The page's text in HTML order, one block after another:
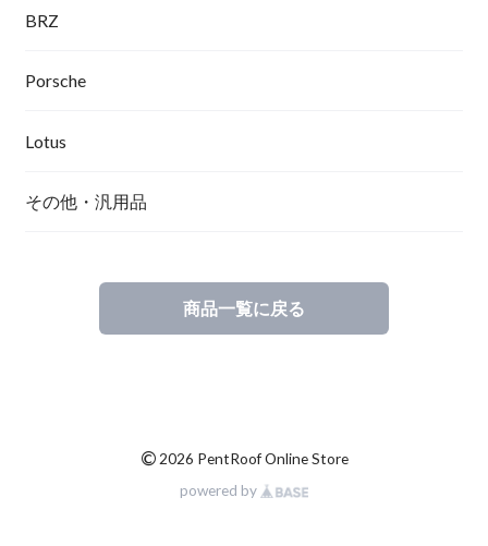
BRZ
Porsche
Lotus
その他・汎用品
商品一覧に戻る
© 2026 PentRoof Online Store
powered by